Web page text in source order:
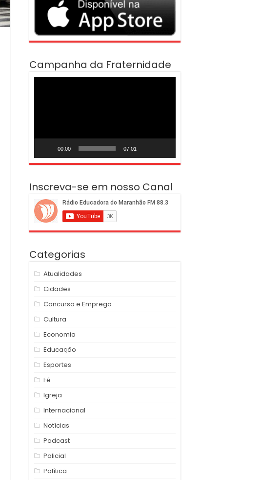
Campanha da Fraternidade
00:00 07:01
Inscreva-se em nosso Canal
Categorias
Atualidades
Cidades
Concurso e Emprego
Cultura
Economia
Educação
Esportes
Fé
Igreja
Internacional
Notícias
Podcast
Policial
Política